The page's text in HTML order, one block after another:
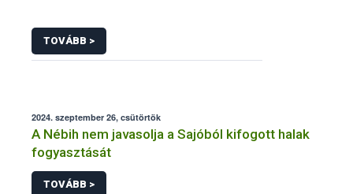
TOVÁBB >
2024. szeptember 26, csütörtök
A Nébih nem javasolja a Sajóból kifogott halak
fogyasztását
TOVÁBB >